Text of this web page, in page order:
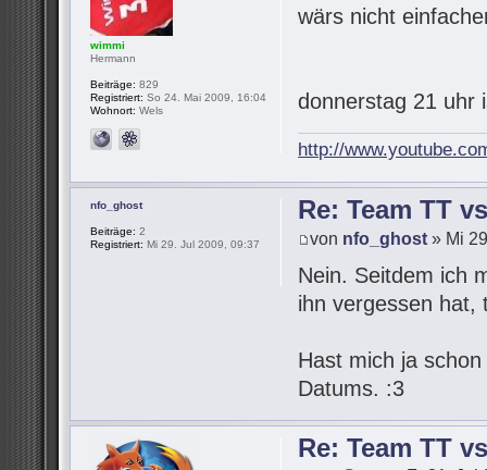
wärs nicht
donnerstag 21 uhr
http://
wimmi
Hermann
Beiträge: 829
Registriert: So 24. Mai 2009, 16:04
Wohnort: Wels
Re: Team TT
von nfo_ghost » Mi
Nein. Seitdem ich
ihn vergessen
Hast mich ja
Datums. :3
nfo_ghost
Beiträge: 2
Registriert: Mi 29. Jul 2009, 09:37
Re: Team TT